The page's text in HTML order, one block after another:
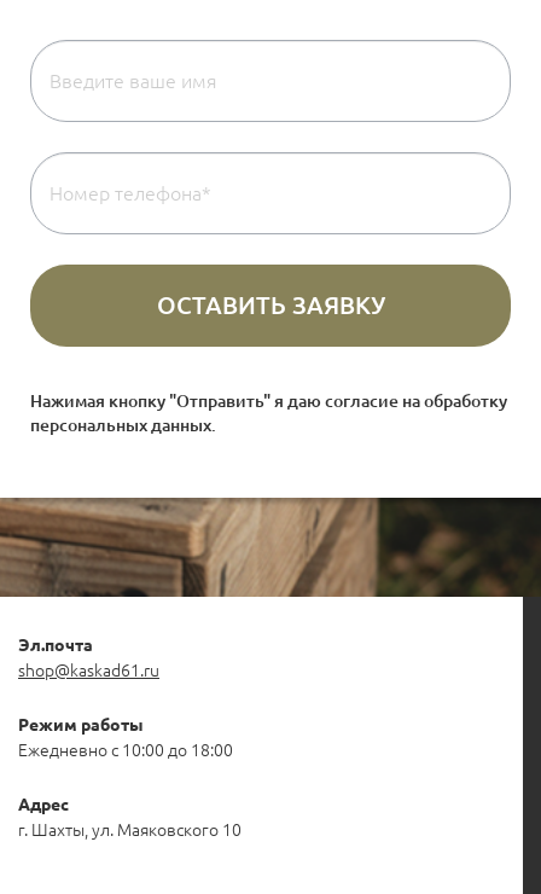
Нажимая кнопку "Отправить" я даю согласие наобработку
персональных данных
Эл.почта
shop@kaskad61.ru
Режим работы
Ежедневно с 10:00 до 18:00
Адрес
г. Шахты, ул. Маяковского 10